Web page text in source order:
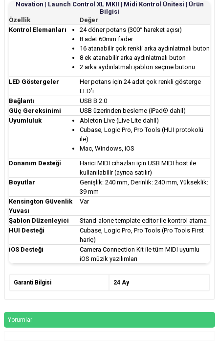
Novation | Launch Control XL MKII | Midi Kontrol Ünitesi | Ürün
Bilgisi
Özellik
Değer
Kontrol Elemanları
24 döner potans (300° hareket açısı)
8 adet 60mm fader
16 atanabilir çok renkli arka aydınlatmalı buton
8 ek atanabilir arka aydınlatmalı buton
2 arka aydınlatmalı şablon seçme butonu
LED Göstergeler
Her potans için 24 adet çok renkli gösterge
LED’i
Bağlantı
USB B 2.0
Güç Gereksinimi
USB üzerinden besleme (iPad® dahil)
Uyumluluk
Ableton Live (Live Lite dahil)
Cubase, Logic Pro, Pro Tools (HUI protokolü
ile)
Mac, Windows, iOS
Donanım Desteği
Harici MIDI cihazları için USB MIDI host ile
kullanılabilir (ayrıca satılır)
Boyutlar
Genişlik: 240 mm, Derinlik: 240 mm, Yükseklik:
39 mm
Kensington Güvenlik
Yuvası
Var
Şablon Düzenleyici
Stand-alone template editor ile kontrol atama
HUI Desteği
Cubase, Logic Pro, Pro Tools (Pro Tools First
hariç)
iOS Desteği
Camera Connection Kit ile tüm MIDI uyumlu
iOS müzik yazılımları
Garanti Bilgisi 24 Ay
Yorumlar